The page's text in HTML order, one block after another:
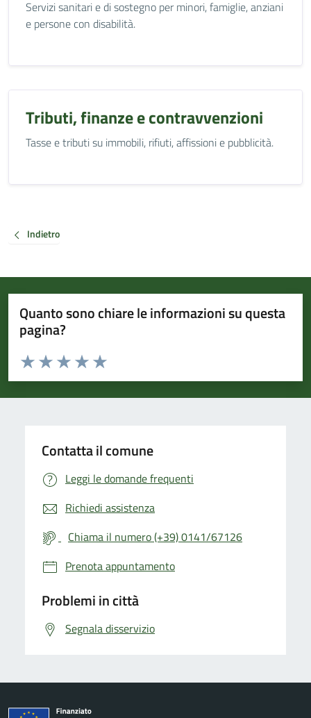
Servizi sanitari e di sostegno per minori, famiglie, anziani
e persone con disabilità.
Tributi, finanze e contravvenzioni
Tasse e tributi su immobili, rifiuti, affissioni e pubblicità.
Indietro
Quanto sono chiare le informazioni su questa
pagina?
Valuta da 1 a 5 stelle la pagina
Valuta 5 stelle su 5
Valuta 4 stelle su 5
Valuta 3 stelle su 5
Valuta 2 stelle su 5
Valuta 1 stelle su 5
Contatta il comune
Leggi le domande frequenti
Richiedi assistenza
Chiama il numero (+39) 0141/67126
Prenota appuntamento
Problemi in città
Segnala disservizio